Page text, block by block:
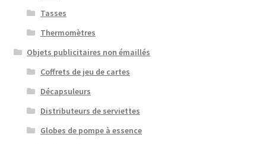
Tasses
Thermomètres
Objets publicitaires non émaillés
Coffrets de jeu de cartes
Décapsuleurs
Distributeurs de serviettes
Globes de pompe à essence